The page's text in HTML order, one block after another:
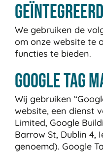
We gebruiken de
om onze website te
functies te bieden.
Google Tag
Wij gebruiken
website, een dienst
Limited, Google
Barrow St, Dublin 4,
genoemd). Google